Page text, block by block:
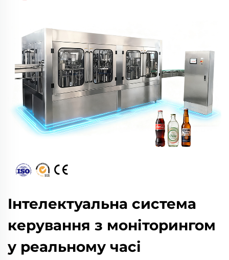
Інтелектуальна система
керування з моніторингом
у реальному часі